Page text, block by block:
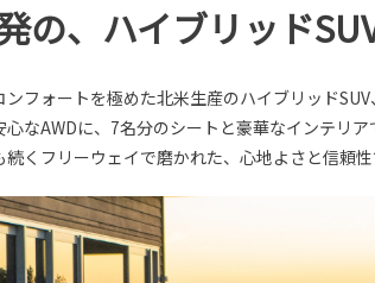
の、ハイブリッドSUV
ンフォートを極めた北米生産のハイブリッドSUV
なAWDに、7名分のシートと豪華なインテリア
続くフリーウェイで磨かれた、心地よさと信頼